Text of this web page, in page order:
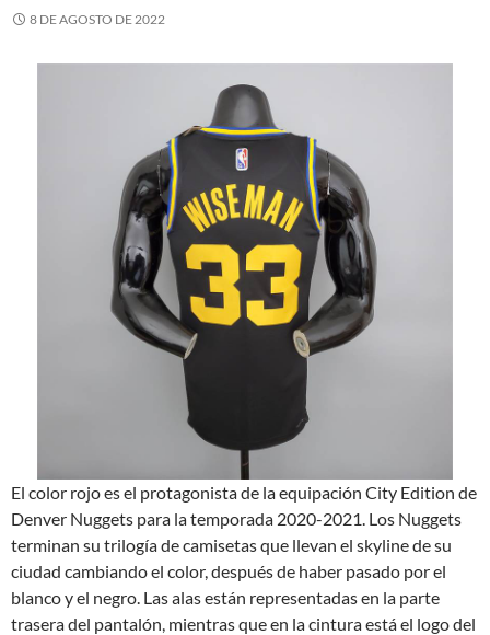
8 DE AGOSTO DE 2022
El color rojo es el protagonista de la equipación City Edition de
Denver Nuggets para la temporada 2020-2021. Los Nuggets
terminan su trilogía de camisetas que llevan el skyline de su
ciudad cambiando el color, después de haber pasado por el
blanco y el negro. Las alas están representadas en la parte
trasera del pantalón, mientras que en la cintura está el logo del